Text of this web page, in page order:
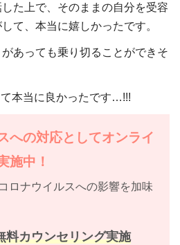
た上で、そのままの自分を受容
て、本当に嬉しかったです。
あっても乗り切ることができそ
本当に良かったです…!!!
への対応としてオンライ
施中！
ロナウイルスへの影響を加味
料カウンセリング実施